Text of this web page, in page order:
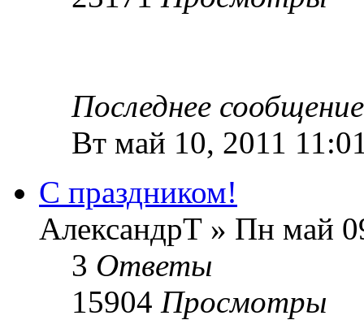
Последнее
Вт май 10, 2011
С праздником!
АлександрТ » Пн май
3 Ответы
15904 Просмотры